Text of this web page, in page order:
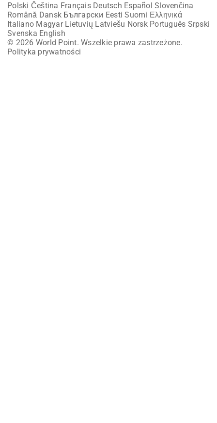
Polski Čeština Français Deutsch Español Slovenčina
Română Dansk Български Eesti Suomi Ελληνικά
Italiano Magyar Lietuvių Latviešu Norsk Português Srpski
Svenska English
© 2026 World Point. Wszelkie prawa zastrzeżone.
Polityka prywatności